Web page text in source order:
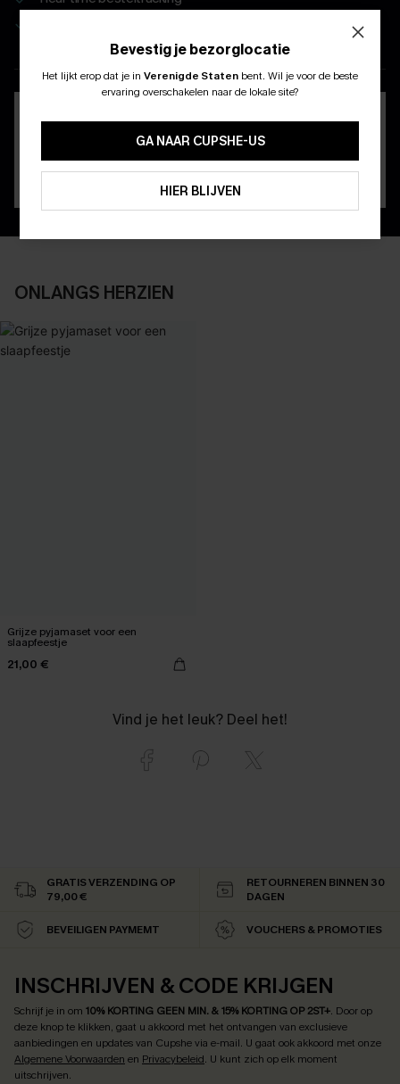
DOWNLOAD DE CUPSHE-APP
ONLANGS HERZIEN
Grijze pyjamaset voor een
slaapfeestje
21,00 €
Vind je het leuk? Deel het!
Bevestig je bezorglocatie
Het lijkt erop dat je in Verenigde Staten bent. Wil je voor de beste
ervaring overschakelen naar de lokale site?
GA NAAR CUPSHE-US
HIER BLIJVEN
GRATIS VERZENDING OP
79,00 €
RETOURNEREN BINNEN 30
DAGEN
BEVEILIGEN PAYMEMT VOUCHERS & PROMOTIES
INSCHRIJVEN & CODE KRIJGEN
Schrijf je in om 10% KORTING GEEN MIN. & 15% KORTING OP 2ST+. Door op
deze knop te klikken, gaat u akkoord met het ontvangen van exclusieve
aanbiedingen en updates van Cupshe via e-mail. U gaat ook akkoord met onze
Algemene Voorwaarden en Privacybeleid. U kunt zich op elk moment
uitschrijven.
ABONNEER OM TE KRIJGEN﻿
15% KORTING OP 2ST+
ABONNEREN